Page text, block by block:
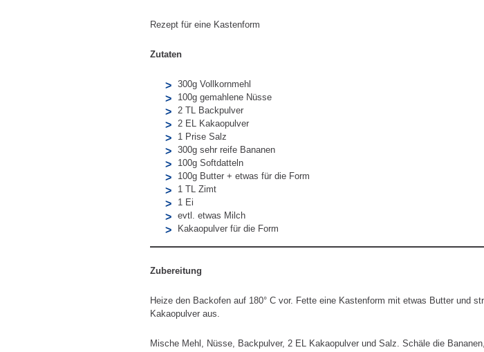
Rezept für eine Kastenform
Zutaten
300g Vollkornmehl
100g gemahlene Nüsse
2 TL Backpulver
2 EL Kakaopulver
1 Prise Salz
300g sehr reife Bananen
100g Softdatteln
100g Butter + etwas für die Form
1 TL Zimt
1 Ei
evtl. etwas Milch
Kakaopulver für die Form
Zubereitung
Heize den Backofen auf 180° C vor. Fette eine Kastenform mit etwas Butter und
Kakaopulver aus.
Mische Mehl, Nüsse, Backpulver, 2 EL Kakaopulver und Salz. Schäle die